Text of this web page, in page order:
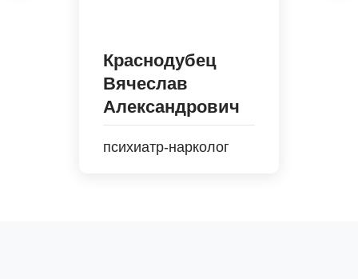
Краснодубец
Вячеслав
Александрович
психиатр-нарколог